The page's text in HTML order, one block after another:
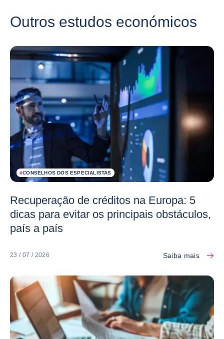
Outros estudos económicos
#CONSELHOS DOS ESPECIALISTAS
Recuperação de créditos na Europa: 5
dicas para evitar os principais obstáculos,
país a país
23 / 07 / 2026 Saiba mais